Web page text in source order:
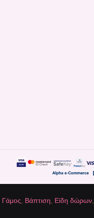
Γάμος, Βάπτιση, Είδη δώρων,